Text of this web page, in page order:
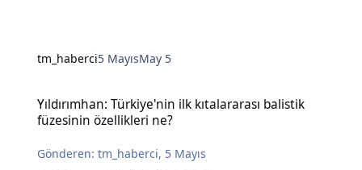
tm_haberci5 MayısMay 5
Yıldırımhan: Türkiye'nin ilk kıtalararası balistik
füzesinin özellikleri ne?
Gönderen:tm_haberci, 5 Mayıs